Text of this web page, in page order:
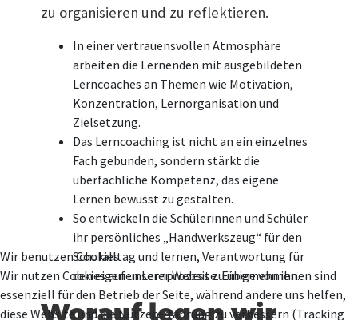
zu organisieren und zu reflektieren.
In einer vertrauensvollen Atmosphäre
arbeiten die Lernenden mit ausgebildeten
Lerncoaches an Themen wie Motivation,
Konzentration, Lernorganisation und
Zielsetzung.
Das Lerncoaching ist nicht an ein einzelnes
Fach gebunden, sondern stärkt die
überfachliche Kompetenz, das eigene
Lernen bewusst zu gestalten.
So entwickeln die Schülerinnen und Schüler
ihr persönliches „Handwerkszeug“ für den
Schulalltag und lernen, Verantwortung für
den eigenen Lernprozess zu übernehmen.
Worauf legen wir
Wir benutzen Cookies
Wir nutzen Cookies auf unserer Website. Einige von ihnen sind
essenziell für den Betrieb der Seite, während andere uns helfen,
diese Website und die Nutzererfahrung zu verbessern (Tracking